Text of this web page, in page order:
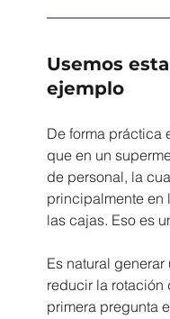
Usemos
ejemplo
De forma práctica
que en un
de personal, la
principalmente en
las cajas. Eso es
Es natural
reducir la rotación
primera pregunta